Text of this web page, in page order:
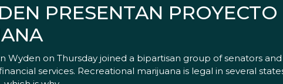
PRESENTAN
Wyden on Thursday joined a bipartisan group of senators
services. Recreational marijuana is legal in several